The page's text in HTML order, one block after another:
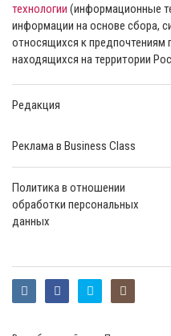
технологии (информационные
информации на основе сбора,
относящихся к предпочтениям
находящихся на территории
Редакция
Реклама в Business Class
Политика в отношении
обработки персональных
данных